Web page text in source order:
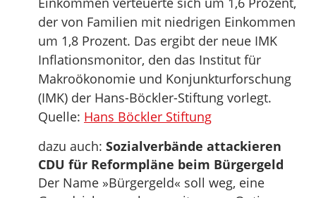
der von Familien mit niedrigen Einkommen
um 1,8 Prozent. Das ergibt der neue IMK
Inflationsmonitor, den das Institut für
Makroökonomie und Konjunkturforschung
(IMK) der Hans-Böckler-Stiftung vorlegt.
Quelle: Hans Böckler Stiftung
dazu auch: Sozialverbände attackieren
CDU für Reformpläne beim Bürgergeld
Der Name »Bürgergeld« soll weg, eine